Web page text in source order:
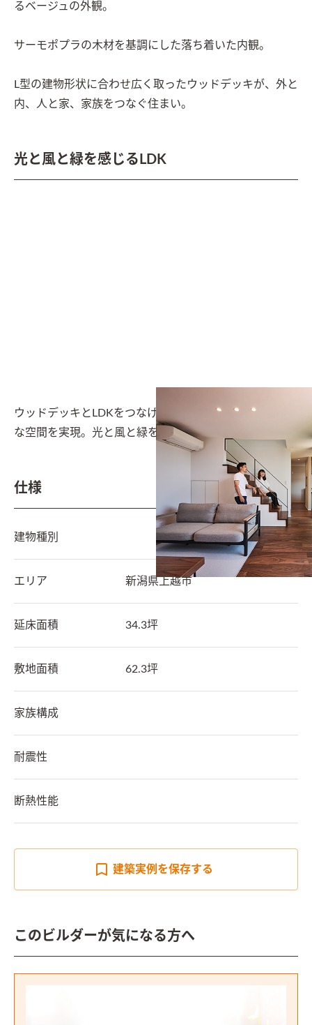
るベージュの外観。
サーモポプラの木材を基調にした落ち着いた内観。
L型の建物形状に合わせ広く取ったウッドデッキが、外と
内、人と家、家族をつなぐ住まい。
光と風と緑を感じるLDK
ウッドデッキとLDKをつなげることにより、より開放的
な空間を実現。光と風と緑を感じる暮らし
仕様
建物種別
エリア 新潟県上越市
延床面積 34.3坪
敷地面積 62.3坪
家族構成
耐震性
断熱性能
建築実例を保存する
このビルダーが気になる方へ